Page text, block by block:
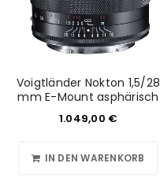
Voigtländer Nokton 1,5/28
mm E-Mount asphärisch
1.049,00 €
IN DEN WARENKORB